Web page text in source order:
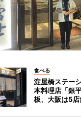
食べる
淀屋橋ステー
本料理店「銀
板、大阪は5店